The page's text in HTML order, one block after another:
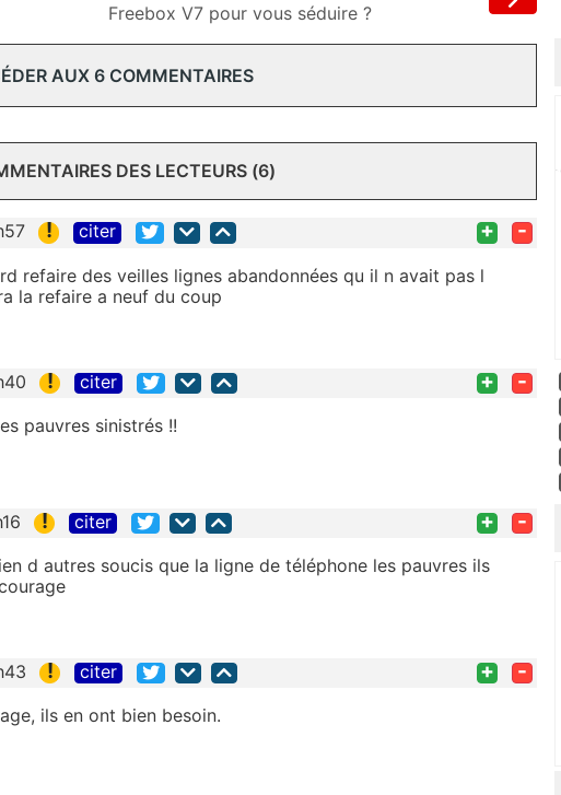
Freebox V7 pour vous séduire ?
AUX 6 COMMENTAIRES
DES LECTEURS (6)
! citer + -
refaire des veilles lignes abandonnées qu il n avait pas l
la refaire a neuf du coup
! citer + -
pauvres sinistrés !!
! citer + -
d autres soucis que la ligne de téléphone les pauvres ils
! citer + -
ils en ont bien besoin.